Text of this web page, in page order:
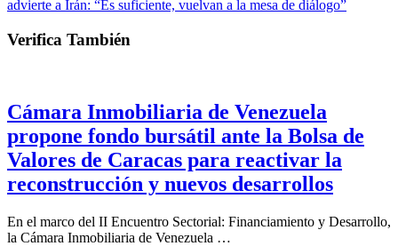
advierte a Irán: “Es suficiente, vuelvan a la mesa de diálogo”
Verifica También
Cámara Inmobiliaria de Venezuela
propone fondo bursátil ante la Bolsa de
Valores de Caracas para reactivar la
reconstrucción y nuevos desarrollos
En el marco del II Encuentro Sectorial: Financiamiento y Desarrollo,
la Cámara Inmobiliaria de Venezuela …